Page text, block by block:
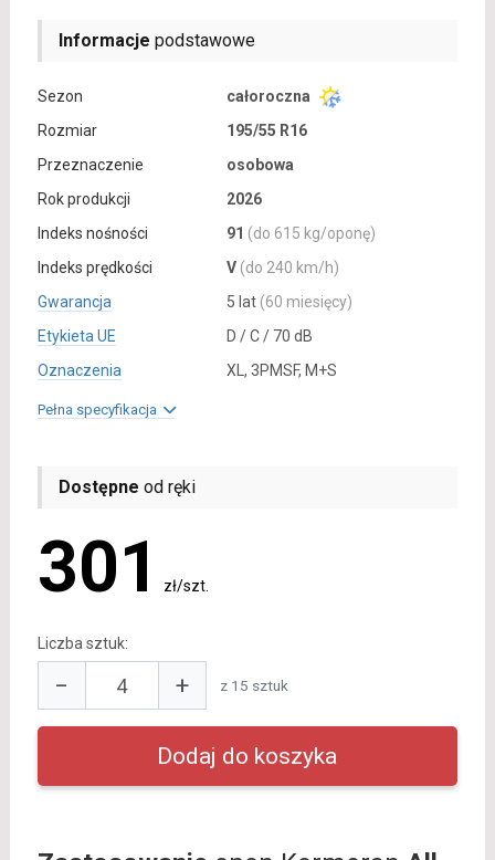
Informacje podstawowe
Sezon
całoroczna
Rozmiar
195/55 R16
Przeznaczenie
osobowa
Rok produkcji
2026
Indeks nośności
91 (do 615 kg/oponę)
Indeks prędkości
V (do 240 km/h)
Gwarancja
5 lat (60 miesięcy)
Etykieta UE
D / C / 70 dB
Oznaczenia
XL, 3PMSF, M+S
Pełna specyfikacja
Dostępne od ręki
301 zł/szt.
Liczba sztuk:
− + z 15 sztuk